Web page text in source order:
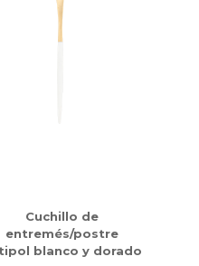
Cuchillo de
entremés/postre
blanco y dorado